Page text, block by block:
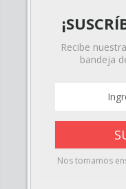
Recibe
bandeja
Nos tomamos